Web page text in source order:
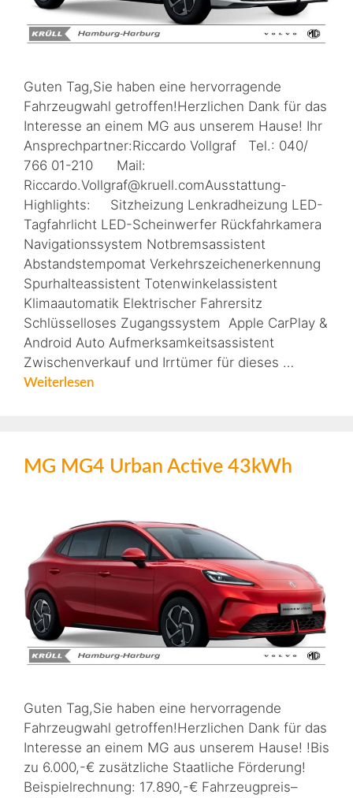
Guten Tag,Sie haben eine hervorragende
Fahrzeugwahl getroffen!Herzlichen Dank für das
Interesse an einem MG aus unserem Hause! Ihr
Ansprechpartner:Riccardo Vollgraf Tel.: 040/
766 01-210 Mail:
Riccardo.Vollgraf@kruell.comAusstattung-
Highlights: Sitzheizung Lenkradheizung LED-
Tagfahrlicht LED-Scheinwerfer Rückfahrkamera
Navigationssystem Notbremsassistent
Abstandstempomat Verkehrszeichenerkennung
Spurhalteassistent Totenwinkelassistent
Klimaautomatik Elektrischer Fahrersitz
Schlüsselloses Zugangssystem Apple CarPlay &
Android Auto Aufmerksamkeitsassistent
Zwischenverkauf und Irrtümer für dieses …
Weiterlesen
MG MG4 Urban Active 43kWh
Guten Tag,Sie haben eine hervorragende
Fahrzeugwahl getroffen!Herzlichen Dank für das
Interesse an einem MG aus unserem Hause! !Bis
zu 6.000,-€ zusätzliche Staatliche Förderung!
Beispielrechnung: 17.890,-€ Fahrzeugpreis–